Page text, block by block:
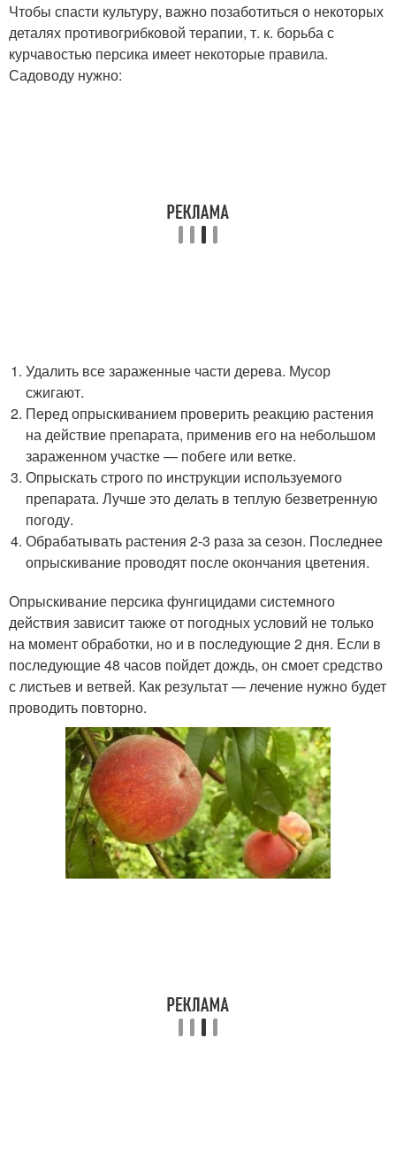
Чтобы спасти культуру, важно позаботиться о некоторых
деталях противогрибковой терапии, т. к. борьба с
курчавостью персика имеет некоторые правила.
Садоводу нужно:
Удалить все зараженные части дерева. Мусор
сжигают.
Перед опрыскиванием проверить реакцию растения
на действие препарата, применив его на небольшом
зараженном участке — побеге или ветке.
Опрыскать строго по инструкции используемого
препарата. Лучше это делать в теплую безветренную
погоду.
Обрабатывать растения 2-3 раза за сезон. Последнее
опрыскивание проводят после окончания цветения.
Опрыскивание персика фунгицидами системного
действия зависит также от погодных условий не только
на момент обработки, но и в последующие 2 дня. Если в
последующие 48 часов пойдет дождь, он смоет средство
с листьев и ветвей. Как результат — лечение нужно будет
проводить повторно.